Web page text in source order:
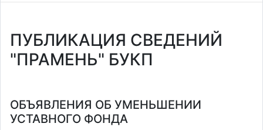
ПУБЛИКАЦИЯ СВЕДЕНИЙ
"ПРАМЕНЬ" БУКП
ОБЪЯВЛЕНИЯ ОБ УМЕНЬШЕНИИ
УСТАВНОГО ФОНДА